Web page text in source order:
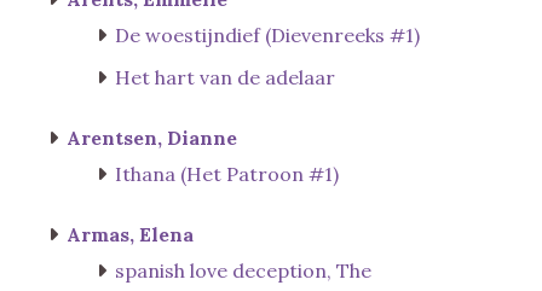
De woestijndief (Dievenreeks #1)
Het hart van de adelaar
Arentsen, Dianne
Ithana (Het Patroon #1)
Armas, Elena
spanish love deception, The